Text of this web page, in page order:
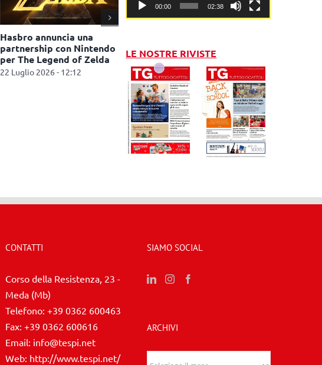
Hasbro annuncia una
partnership con Nintendo
per The Legend of Zelda
22 Luglio 2026 - 12:12
00:00 02:38
LE NOSTRE RIVISTE
CONTATTI
Corso della Resistenza, 23 -
Meda (Mb)
Telefono: +39 0362 600463
Fax: +39 0362 600616
Email: info@tespi.net
Web: http://www.tespi.net/
SIAMO SOCIAL
ARCHIVI